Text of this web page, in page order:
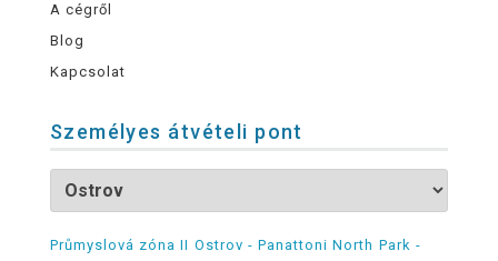
A cégről
Blog
Kapcsolat
Személyes átvételi pont
Průmyslová zóna II Ostrov - Panattoni North Park -